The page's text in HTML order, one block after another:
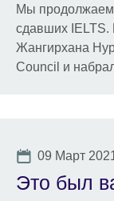
Мы продолжаем
сдавших
Жангирхана
Council и
Date
09 Март
Это был